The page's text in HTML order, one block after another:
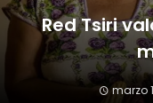
Red Tsiri
marzo